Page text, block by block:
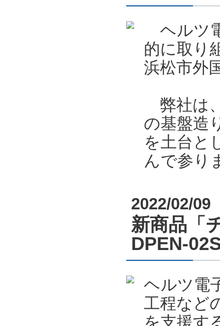
ヘルツ
的に取り
浜松市外
弊社は
の基盤造
を土台と
んで参り
2022/02/09
新商品「
DPEN-
ヘルツ電
工程など
を支援す